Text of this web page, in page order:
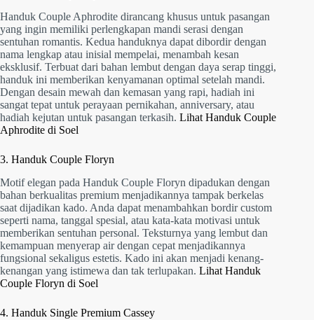
Handuk Couple Aphrodite dirancang khusus untuk pasangan
yang ingin memiliki perlengkapan mandi serasi dengan
sentuhan romantis. Kedua handuknya dapat dibordir dengan
nama lengkap atau inisial mempelai, menambah kesan
eksklusif. Terbuat dari bahan lembut dengan daya serap tinggi,
handuk ini memberikan kenyamanan optimal setelah mandi.
Dengan desain mewah dan kemasan yang rapi, hadiah ini
sangat tepat untuk perayaan pernikahan, anniversary, atau
hadiah kejutan untuk pasangan terkasih. Lihat Handuk Couple
Aphrodite di Soel
3. Handuk Couple Floryn
Motif elegan pada Handuk Couple Floryn dipadukan dengan
bahan berkualitas premium menjadikannya tampak berkelas
saat dijadikan kado. Anda dapat menambahkan bordir custom
seperti nama, tanggal spesial, atau kata-kata motivasi untuk
memberikan sentuhan personal. Teksturnya yang lembut dan
kemampuan menyerap air dengan cepat menjadikannya
fungsional sekaligus estetis. Kado ini akan menjadi kenang-
kenangan yang istimewa dan tak terlupakan. Lihat Handuk
Couple Floryn di Soel
4. Handuk Single Premium Cassey